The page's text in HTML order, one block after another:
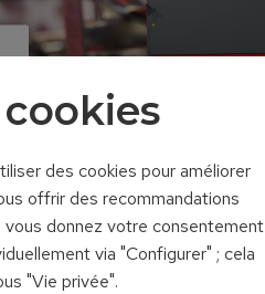
des cookies pour améliorer
offrir des recommandations
vous donnez votre consentement
via "Configurer" ; cela
"Vie privée".